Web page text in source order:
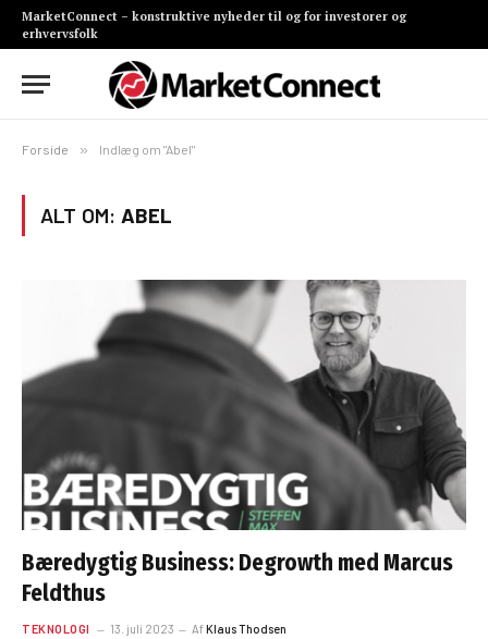
MarketConnect – konstruktive nyheder til og for investorer og
erhvervsfolk
Forside » Indlæg om "Abel"
ALT OM: ABEL
Bæredygtig Business: Degrowth med Marcus
Feldthus
TEKNOLOGI 13. juli 2023 AfKlaus Thodsen